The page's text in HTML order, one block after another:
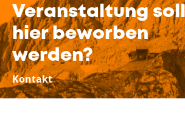
Veranstaltung
hier beworben
werden?
Kontakt